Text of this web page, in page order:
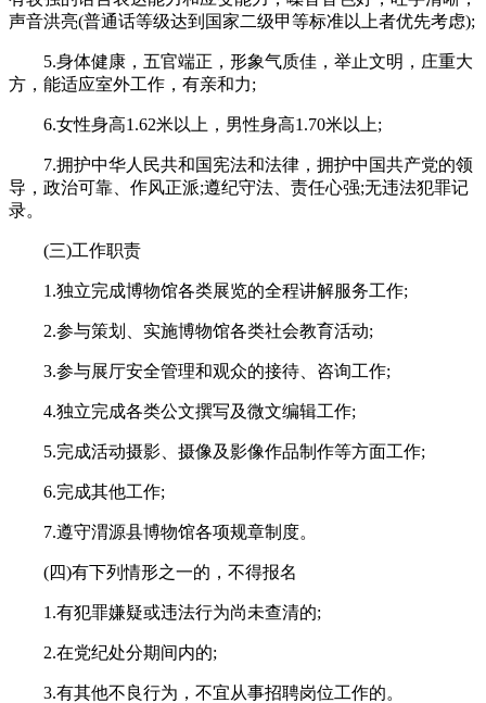
声音洪亮(普通话等级达到国家二级甲等标准以上者优先考虑);
5.身体健康，五官端正，形象气质佳，举止文明，庄重大
方，能适应室外工作，有亲和力;
6.女性身高1.62米以上，男性身高1.70米以上;
7.拥护中华人民共和国宪法和法律，拥护中国共产党的领
导，政治可靠、作风正派;遵纪守法、责任心强;无违法犯罪记
录。
(三)工作职责
1.独立完成博物馆各类展览的全程讲解服务工作;
2.参与策划、实施博物馆各类社会教育活动;
3.参与展厅安全管理和观众的接待、咨询工作;
4.独立完成各类公文撰写及微文编辑工作;
5.完成活动摄影、摄像及影像作品制作等方面工作;
6.完成其他工作;
7.遵守渭源县博物馆各项规章制度。
(四)有下列情形之一的，不得报名
1.有犯罪嫌疑或违法行为尚未查清的;
2.在党纪处分期间内的;
3.有其他不良行为，不宜从事招聘岗位工作的。